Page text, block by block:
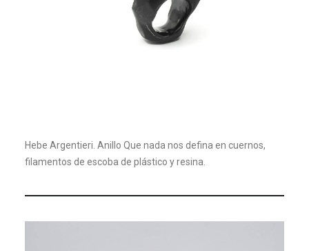
Hebe Argentieri. Anillo Que nada nos defina en cuernos,
filamentos de escoba de plástico y resina.